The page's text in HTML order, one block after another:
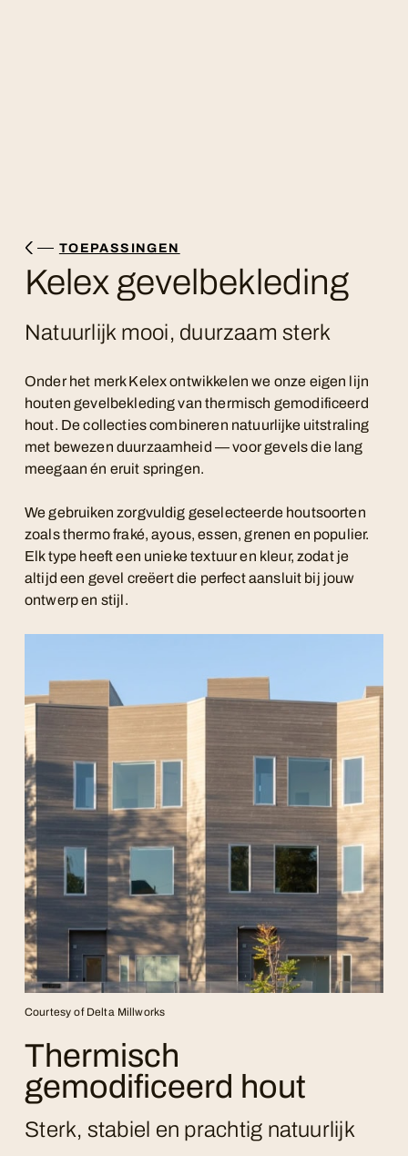
TOEPASSINGEN
Kelex gevelbekleding
Natuurlijk mooi, duurzaam sterk
Onder het merk Kelex ontwikkelen we onze eigen lijn
houten gevelbekleding van thermisch gemodificeerd
hout. De collecties combineren natuurlijke uitstraling
met bewezen duurzaamheid — voor gevels die lang
meegaan én eruit springen.
We gebruiken zorgvuldig geselecteerde houtsoorten
zoals thermo fraké, ayous, essen, grenen en populier.
Elk type heeft een unieke textuur en kleur, zodat je
altijd een gevel creëert die perfect aansluit bij jouw
ontwerp en stijl.
Courtesy of Delta Millworks
Thermisch
gemodificeerd hout
Sterk, stabiel en prachtig natuurlijk